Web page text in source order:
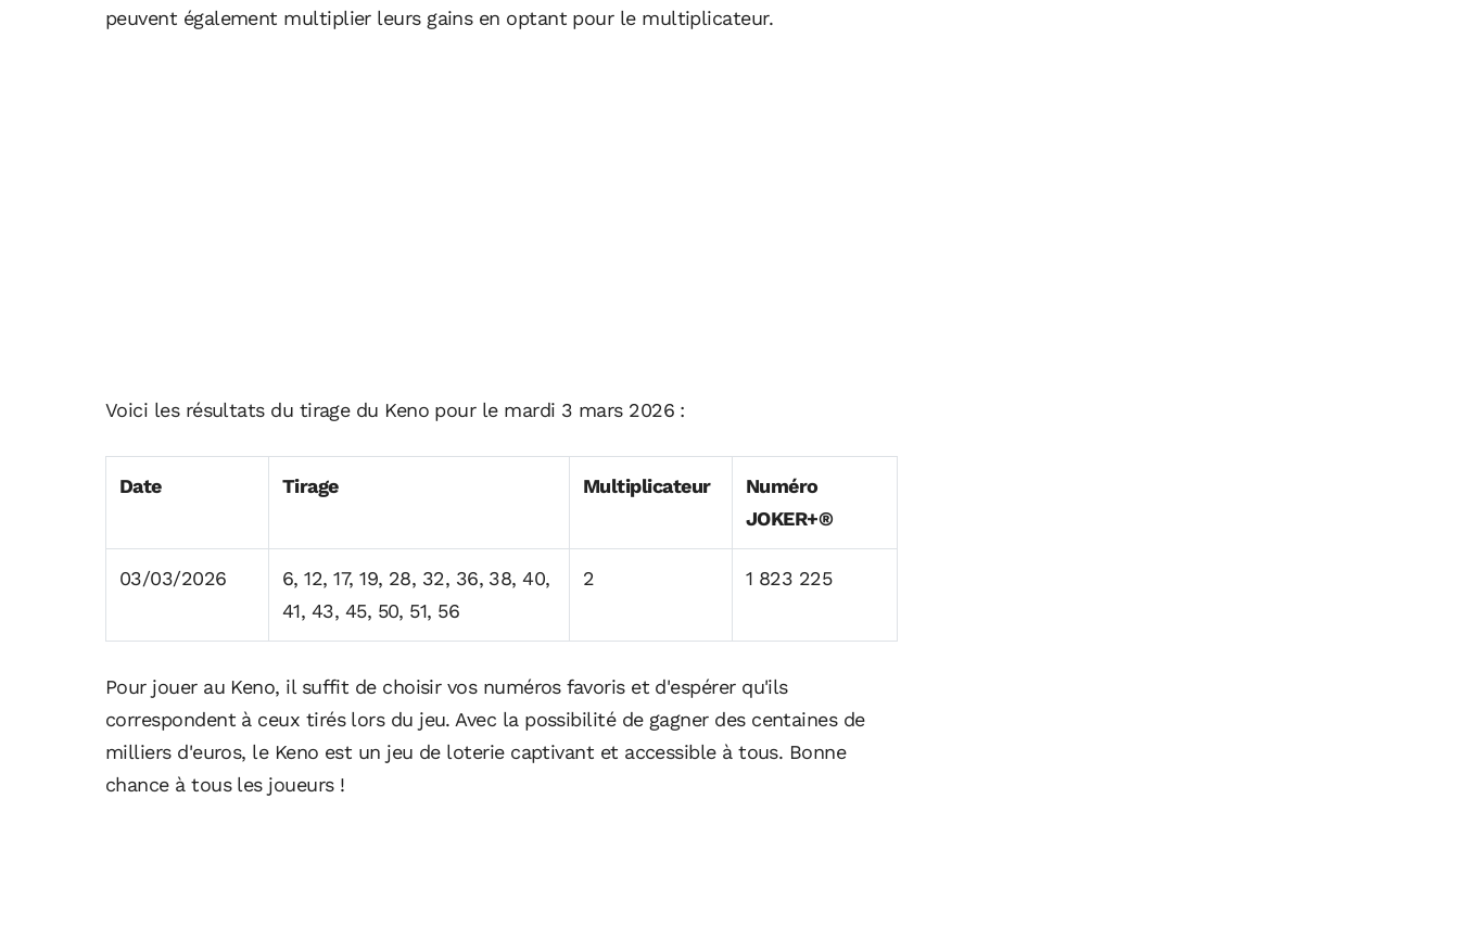
peuvent également multiplier leurs gains en optant pour le multiplicateur.
Voici les résultats du tirage du Keno pour le mardi 3 mars 2026 :
Date Tirage Multiplicateur
Numéro
JOKER+®
03/03/2026
6, 12, 17, 19, 28, 32, 36, 38, 40,
41, 43, 45, 50, 51, 56
2 1 823 225
Pour jouer au Keno, il suffit de choisir vos numéros favoris et d'espérer qu'ils
correspondent à ceux tirés lors du jeu. Avec la possibilité de gagner des centaines de
milliers d'euros, le Keno est un jeu de loterie captivant et accessible à tous. Bonne
chance à tous les joueurs !